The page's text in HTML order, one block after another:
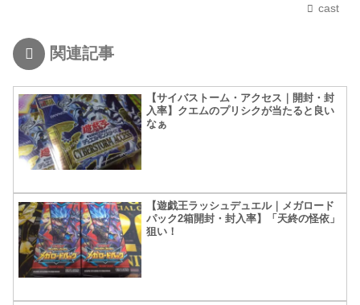
cast
関連記事
【サイバストーム・アクセス｜開封・封
入率】クエムのプリシクが当たると良い
なぁ
【遊戯王ラッシュデュエル｜メガロード
パック2箱開封・封入率】「天終の怪依」
狙い！